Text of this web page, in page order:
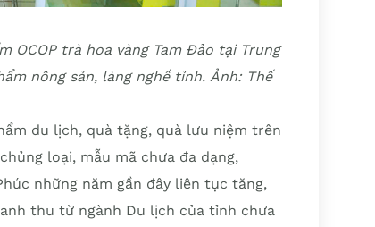
OCOP trà hoa vàng Tam Đảo tại Trung
nông sản, làng nghề tỉnh. Ảnh: Thế
du lịch, quà tặng, quà lưu niệm trên
loại, mẫu mã chưa đa dạng,
những năm gần đây liên tục tăng,
thu từ ngành Du lịch của tỉnh chưa